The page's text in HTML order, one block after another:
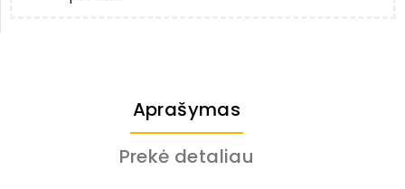
Aprašymas
Prekė detaliau